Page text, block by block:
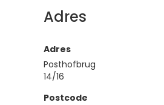
Adres
Adres
Posthofbrug
14/16
Postcode